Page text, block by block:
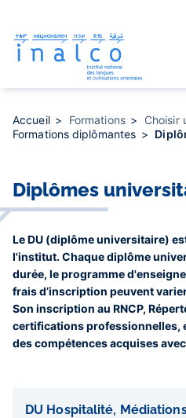
contenu
principal
Accueil Formations
Choisir
Formations diplômantes
Diplômes
Le DU (diplôme universitaire)
l'institut. Chaque diplôme
durée, le programme
frais d’inscription peuvent
Son inscription au RNCP,
certifications professionnelles,
des compétences acquises
deDU Hospitalité,